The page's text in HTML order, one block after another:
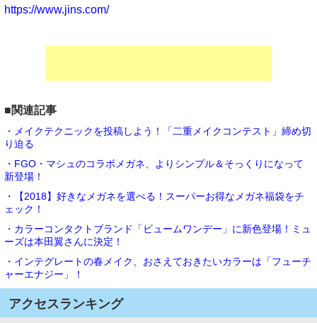
https://www.jins.com/
■関連記事
・メイクテクニックを投稿しよう！「二重メイクコンテスト」締め切
り迫る
・FGO・マシュのコラボメガネ、よりシンプル＆そっくりになって
新登場！
・【2018】好きなメガネを選べる！スーパーお得なメガネ福袋をチ
ェック！
・カラーコンタクトブランド「ビュームワンデー」に新色登場！ミュ
ーズは本田翼さんに決定！
・インテグレートの春メイク、おさえておきたいカラーは「フューチ
ャーエナジー」！
アクセスランキング